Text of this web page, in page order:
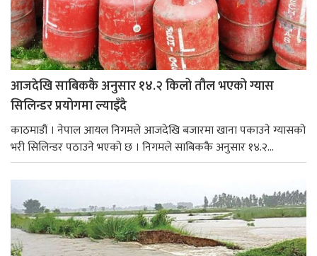
आजदेखि साबिककै अनुसार १४.२ किलो तौल भएको ग्यास
सिलिन्डर प्रयोगमा ल्याइँदै
काठमाडौं । नेपाल आयल निगमले आजदेखि बजारमा खाना पकाउने ग्यासको
भरी सिलिन्डर पठाउने भएको छ । निगमले साबिककै अनुसार १४.२...